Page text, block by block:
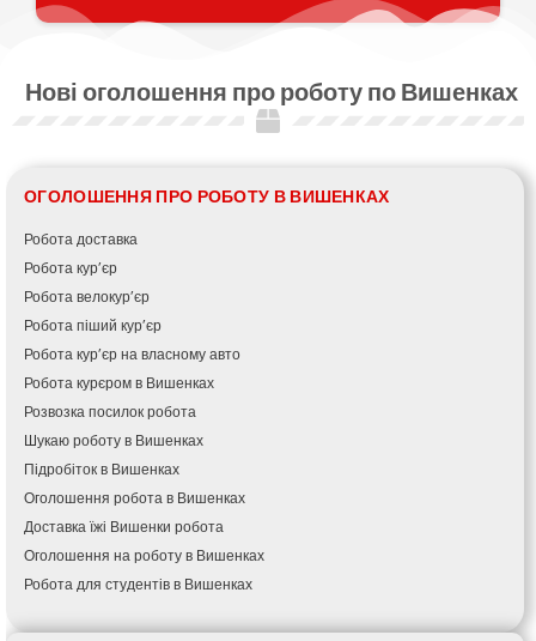
Нові оголошення про роботу по Вишенках
ОГОЛОШЕННЯ ПРО РОБОТУ В ВИШЕНКАХ
Робота доставка
Робота кур’єр
Робота велокур’єр
Робота піший кур’єр
Робота кур’єр на власному авто
Робота курєром в Вишенках
Розвозка посилок робота
Шукаю роботу в Вишенках
Підробіток в Вишенках
Оголошення робота в Вишенках
Доставка їжі Вишенки робота
Оголошення на роботу в Вишенках
Робота для студентів в Вишенках